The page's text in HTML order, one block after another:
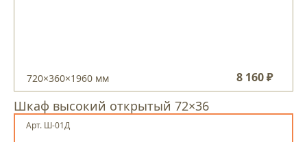
720×360×1960 мм 8 160 ₽
Шкаф высокий открытый 72×36
Арт. Ш-01Д